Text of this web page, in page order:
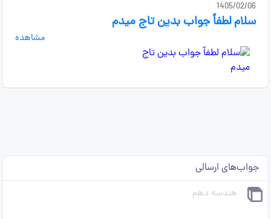
1405/02/06
سلام لطفاً جواب بدین تاج میدم
مشاهده
جواب‌های ارسالی
هندسه دهم